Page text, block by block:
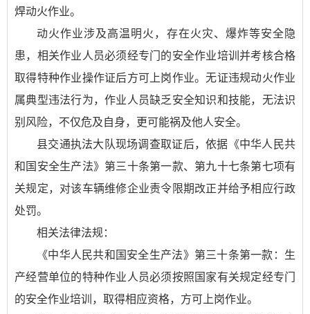
焊动火作业。
动火作业涉及高温明火，存在火灾、爆炸等安全隐
患，相关作业人员必须经专门的安全作业培训并考核合格
取得特种作业操作证后方可上岗作业。无证违规动火作业
属典型违法行为，作业人员缺乏安全知识和技能，无法识
别风险，不仅危及自身，更可能祸及他人安全。
县交通执法大队现场调查取证后，依据《中华人民共
和国安全生产法》第三十条第一款、第九十七条第七项有
关规定，对该车辆维修企业责令限期改正并给予相应行政
处罚。
相关法律法规：
《中华人民共和国安全生产法》第三十条第一款：生
产经营单位的特种作业人员必须按照国家有关规定经专门
的安全作业培训，取得相应资格，方可上岗作业。